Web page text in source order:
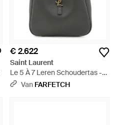
€ 2.622
Saint Laurent
Le 5 À 7 Leren Schoudertas -
Zwart
Van FARFETCH